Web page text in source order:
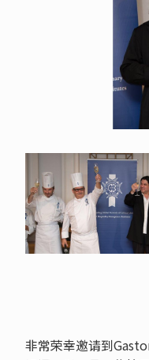
非常荣幸邀请到